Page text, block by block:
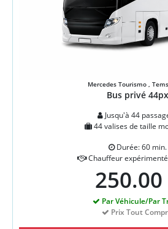
Mercedes Tourismo ,
Bus privé 44px
Jusqu'à 44
44 valises de taille
Durée: 60 min.
Chauffeur
250.00
Par Véhicule/Par
Prix Tout